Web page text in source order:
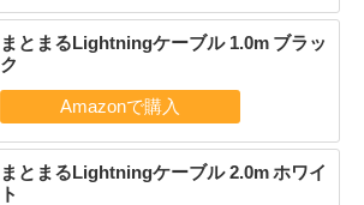
まとまるLightningケーブル 1.0m ブラッ
ク
まとまるLightningケーブル 2.0m ホワイ
ト